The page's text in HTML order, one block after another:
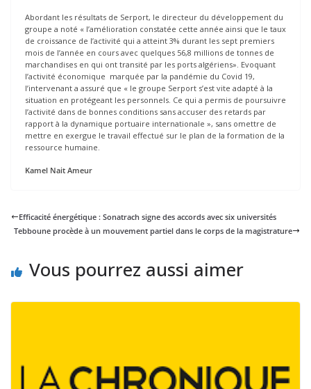
Abordant les résultats de Serport, le directeur du développement du
groupe a noté « l’amélioration constatée cette année ainsi que le taux
de croissance de l’activité qui a atteint 3% durant les sept premiers
mois de l’année en cours avec quelques 56,8 millions de tonnes de
marchandises en qui ont transité par les ports algériens». Evoquant
l’activité économique marquée par la pandémie du Covid 19,
l’intervenant a assuré que « le groupe Serport s’est vite adapté à la
situation en protégeant les personnels. Ce qui a permis de poursuivre
l’activité dans de bonnes conditions sans accuser des retards par
rapport à la dynamique portuaire internationale », sans omettre de
mettre en exergue le travail effectué sur le plan de la formation de la
ressource humaine.
Kamel Nait Ameur
Efficacité énergétique : Sonatrach signe des accords avec six universités
Tebboune procède à un mouvement partiel dans le corps de la magistrature
Vous pourrez aussi aimer